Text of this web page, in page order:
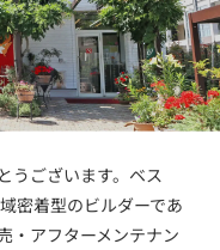
うございます。ベス
密着型のビルダーであ
・アフターメンテナン